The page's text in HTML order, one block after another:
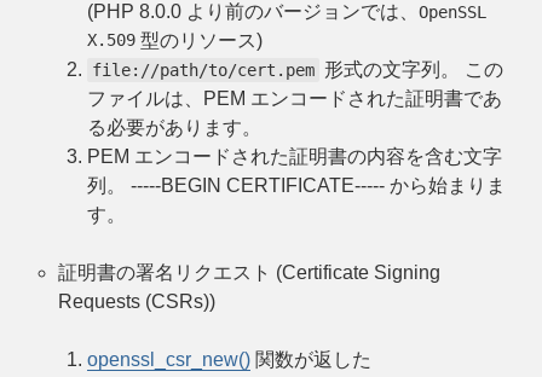
(PHP 8.0.0 より前のバージョンでは、 OpenSSL
X.509 型のリソース)
file://path/to/cert.pem 形式の文字列。 この
ファイルは、PEM エンコードされた証明書であ
る必要があります。
PEM エンコードされた証明書の内容を含む文字
列。 -----BEGIN CERTIFICATE----- から始まりま
す。
証明書の署名リクエスト (Certificate Signing
Requests (CSRs))
openssl_csr_new() 関数が返した